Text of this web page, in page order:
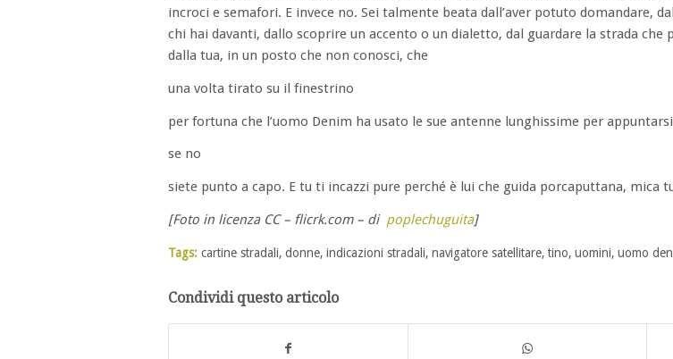
incroci e semafori. E invece no. Sei talmente beata dall’aver potuto domandare,
chi hai davanti, dallo scoprire un accento o un dialetto, dal guardare la strada che
dalla tua, in un posto che non conosci, che
una volta tirato su il finestrino
per fortuna che l’uomo Denim ha usato le sue antenne lunghissime per
se no
siete punto a capo. E tu ti incazzi pure perché è lui che guida porcaputtana, mica
[Foto in licenza CC – flicrk.com – di poplechuguita]
Tags: cartine stradali, donne, indicazioni stradali, navigatore satellitare, tino, uomini, uomo
Condividi questo articolo